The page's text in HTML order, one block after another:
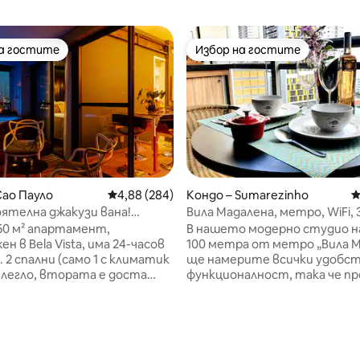
гостите
гостите
Пауло Средна оценка: 4,88 от 5, 284 отзива
4,88 (284)
джакузи вана!
гледка към града! Menvik
м² апартамент,
в Bela Vista, има 24-часов
спални (само 1 с климатик
втората е доста
Избор на гостите
Избор на гостите
Кондо – Sumarezinho
Вила Мадалена, метро, WiFi,
SMARTv, басейн, фитнес
В нашето модерно студио
100 метра от метро „Вила
ще намерите всички
функционалност, така че